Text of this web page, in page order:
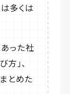
多くは
った社
」、
とめた